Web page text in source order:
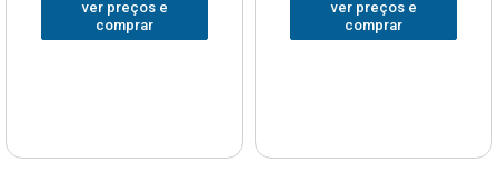
ver preços e
comprar
ver preços e
comprar